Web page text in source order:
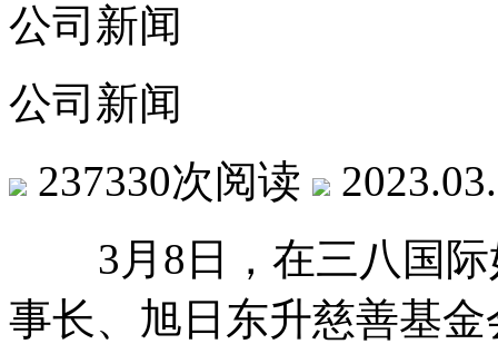
公司新闻
公司新闻
237330次阅读
3月8日，在三八国际
事长、旭日东升慈善基